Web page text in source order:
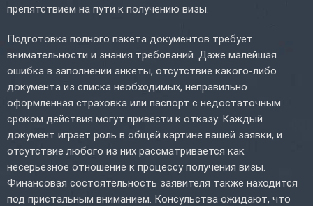
препятствием на пути к получению визы.
Подготовка полного пакета документов требует
внимательности и знания требований. Даже малейшая
ошибка в заполнении анкеты, отсутствие какого-либо
документа из списка необходимых, неправильно
оформленная страховка или паспорт с недостаточным
сроком действия могут привести к отказу. Каждый
документ играет роль в общей картине вашей заявки, и
отсутствие любого из них рассматривается как
несерьезное отношение к процессу получения визы.
Финансовая состоятельность заявителя также находится
под пристальным вниманием. Консульства ожидают, что